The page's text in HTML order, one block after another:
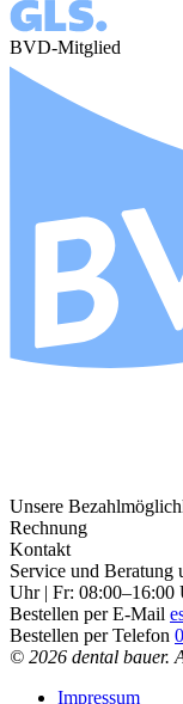
BVD-Mitglied
Unsere
Rechnung
Kontakt
Service und Beratung
Uhr | Fr: 08:00–16:00
Bestellen per E-Mail
Bestellen per Telefon
© 2026 dental bauer.
Impressum